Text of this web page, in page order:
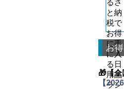
お
🎁【
【